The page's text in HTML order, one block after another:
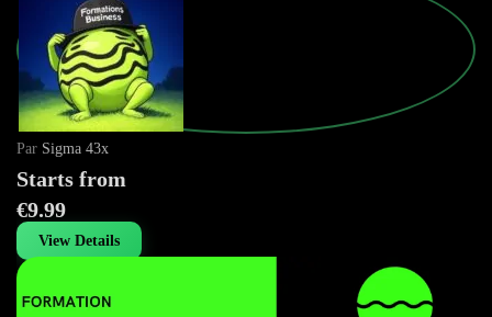
Par Sigma 43x
Starts from
€9.99
View Details